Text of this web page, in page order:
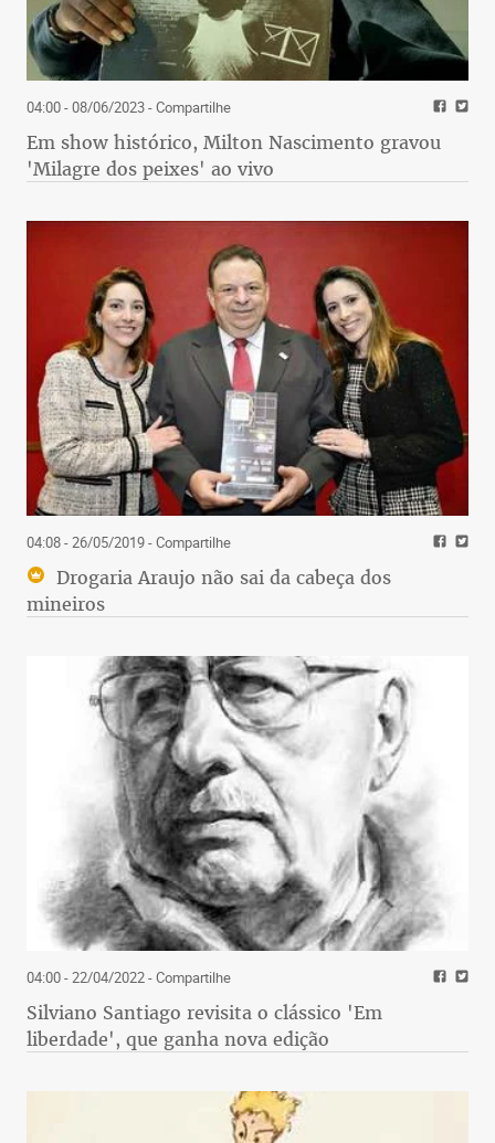
04:00 - 08/06/2023- Compartilhe
Em show histórico, Milton Nascimento gravou
'Milagre dos peixes' ao vivo
04:08 - 26/05/2019- Compartilhe
Drogaria Araujo não sai da cabeça dos
mineiros
04:00 - 22/04/2022- Compartilhe
Silviano Santiago revisita o clássico 'Em
liberdade', que ganha nova edição